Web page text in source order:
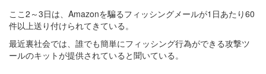
ここ2～3日は、Amazonを騙るフィッシングメールが1日あたり60
件以上送り付けられてきている。
最近裏社会では、誰でも簡単にフィッシング行為ができる攻撃ツ
ールのキットが提供されていると聞いている。